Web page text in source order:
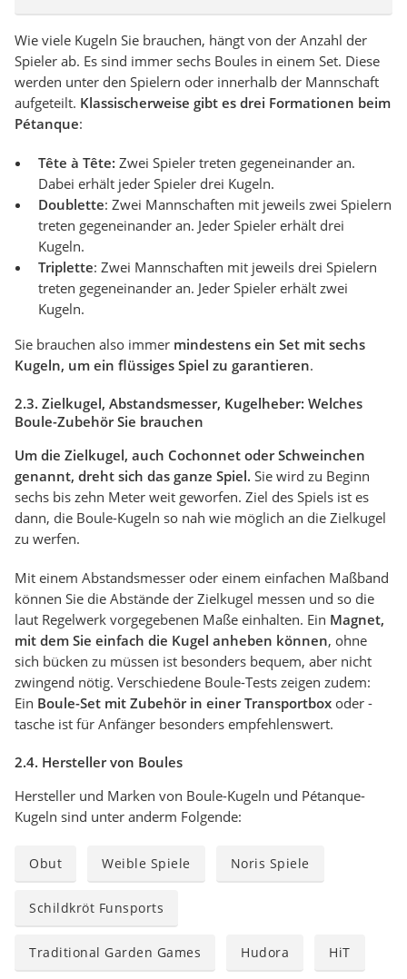
Wie viele Kugeln Sie brauchen, hängt von der Anzahl der
Spieler ab. Es sind immer sechs Boules in einem Set. Diese
werden unter den Spielern oder innerhalb der Mannschaft
aufgeteilt. Klassischerweise gibt es drei Formationen beim
Pétanque:
Tête à Tête: Zwei Spieler treten gegeneinander an.
Dabei erhält jeder Spieler drei Kugeln.
Doublette: Zwei Mannschaften mit jeweils zwei Spielern
treten gegeneinander an. Jeder Spieler erhält drei
Kugeln.
Triplette: Zwei Mannschaften mit jeweils drei Spielern
treten gegeneinander an. Jeder Spieler erhält zwei
Kugeln.
Sie brauchen also immer mindestens ein Set mit sechs
Kugeln, um ein flüssiges Spiel zu garantieren.
2.3. Zielkugel, Abstandsmesser, Kugelheber: Welches
Boule-Zubehör Sie brauchen
Um die Zielkugel, auch Cochonnet oder Schweinchen
genannt, dreht sich das ganze Spiel. Sie wird zu Beginn
sechs bis zehn Meter weit geworfen. Ziel des Spiels ist es
dann, die Boule-Kugeln so nah wie möglich an die Zielkugel
zu werfen.
Mit einem Abstandsmesser oder einem einfachen Maßband
können Sie die Abstände der Zielkugel messen und so die
laut Regelwerk vorgegebenen Maße einhalten. Ein Magnet,
mit dem Sie einfach die Kugel anheben können, ohne
sich bücken zu müssen ist besonders bequem, aber nicht
zwingend nötig. Verschiedene Boule-Tests zeigen zudem:
Ein Boule-Set mit Zubehör in einer Transportbox oder -
tasche ist für Anfänger besonders empfehlenswert.
2.4. Hersteller von Boules
Hersteller und Marken von Boule-Kugeln und Pétanque-
Kugeln sind unter anderm Folgende:
Obut Weible Spiele Noris Spiele
Schildkröt Funsports
Traditional Garden Games Hudora HiT